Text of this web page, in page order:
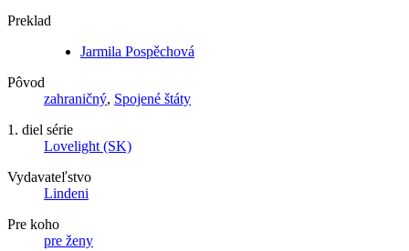
Preklad
Jarmila Pospěchová
Pôvod
zahraničný, Spojené štáty
1. diel série
Lovelight (SK)
Vydavateľstvo
Lindeni
Pre koho
pre ženy